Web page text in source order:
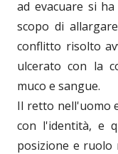
ad evacuare si
scopo di
conflitto risolto
ulcerato con la
muco e sangue.
Il retto nell'uomo
con l'identità, e
posizione e ruolo